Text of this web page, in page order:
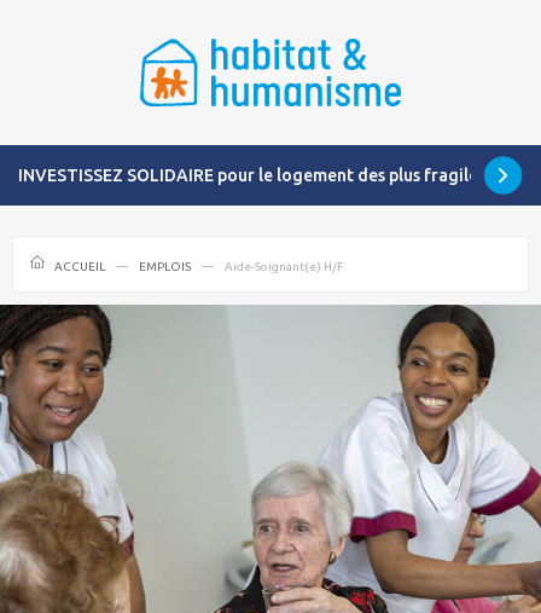
INVESTISSEZ SOLIDAIRE pour le logement des plus fragiles
ACCUEIL EMPLOIS Aide-Soignant(e) H/F